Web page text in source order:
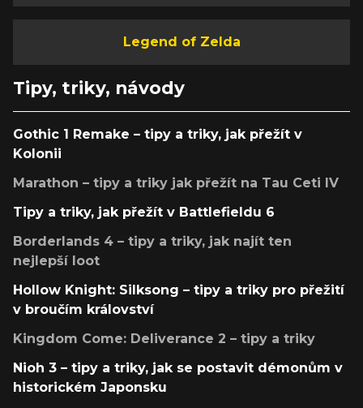
Legend of Zelda
Tipy, triky, návody
Gothic 1 Remake – tipy a triky, jak přežít v
Kolonii
Marathon – tipy a triky jak přežít na Tau Ceti IV
Tipy a triky, jak přežít v Battlefieldu 6
Borderlands 4 – tipy a triky, jak najít ten
nejlepší loot
Hollow Knight: Silksong – tipy a triky pro přežití
v broučím království
Kingdom Come: Deliverance 2 – tipy a triky
Nioh 3 – tipy a triky, jak se postavit démonům v
historickém Japonsku